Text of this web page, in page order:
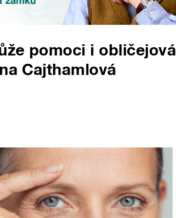
pomoci i obličejová
Cajthamlová